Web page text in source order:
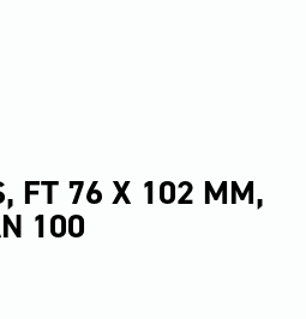
FT 76 X 102 MM,
100